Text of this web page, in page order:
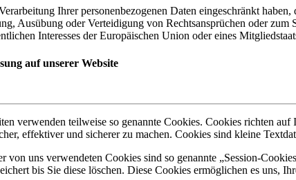
Ihrer personenbezogenen Daten eingeschränkt
Ausübung oder Verteidigung von Rechtsansprüchen oder
Interesses der Europäischen Union oder eines
auf unserer Website
verwenden teilweise so genannte Cookies. Cookies richten
effektiver und sicherer zu machen. Cookies sind kleine
von uns verwendeten Cookies sind so genannte „Session-
bis Sie diese löschen. Diese Cookies ermöglichen es uns,